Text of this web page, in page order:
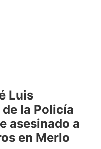
Luis
la Policía
asesinado a
en Merlo